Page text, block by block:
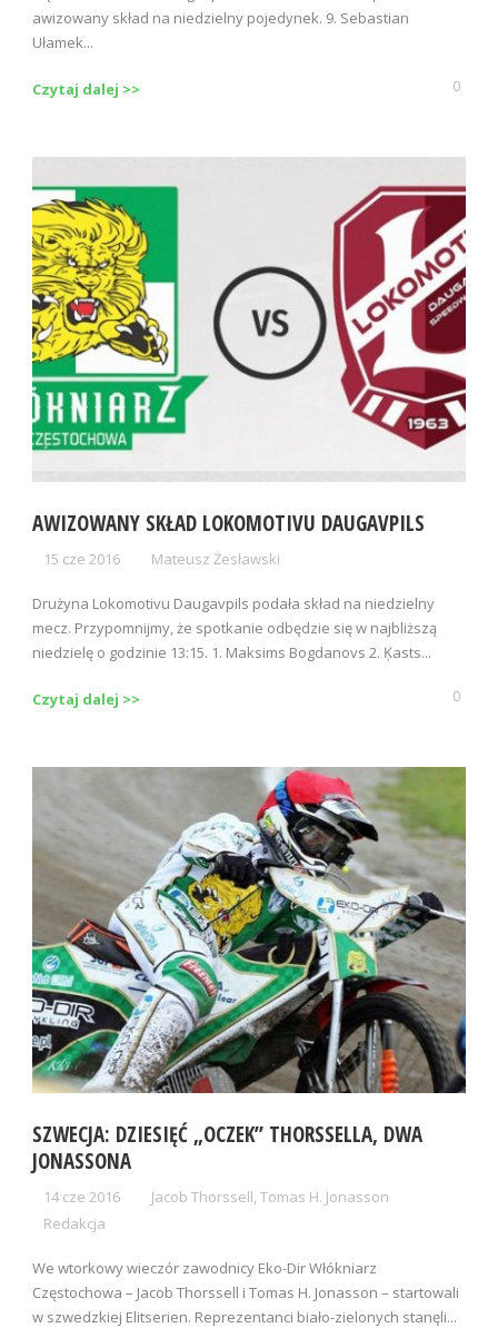
awizowany skład na niedzielny pojedynek. 9. Sebastian
Ułamek...
Czytaj dalej >> 0
AWIZOWANY SKŁAD LOKOMOTIVU DAUGAVPILS
15 cze 2016 Mateusz Żesławski
Drużyna Lokomotivu Daugavpils podała skład na niedzielny
mecz. Przypomnijmy, że spotkanie odbędzie się w najbliższą
niedzielę o godzinie 13:15. 1. Maksims Bogdanovs 2. Ķasts...
Czytaj dalej >> 0
SZWECJA: DZIESIĘĆ „OCZEK” THORSSELLA, DWA
JONASSONA
14 cze 2016 Jacob Thorssell, Tomas H. Jonasson
Redakcja
We wtorkowy wieczór zawodnicy Eko-Dir Włókniarz
Częstochowa – Jacob Thorssell i Tomas H. Jonasson – startowali
w szwedzkiej Elitserien. Reprezentanci biało-zielonych stanęli...